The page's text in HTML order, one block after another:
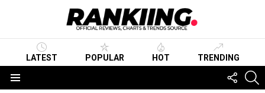
LATEST POPULAR HOT TRENDING
US